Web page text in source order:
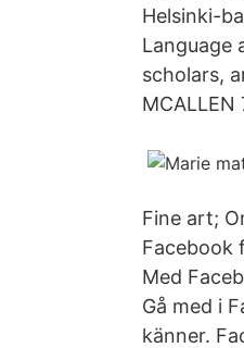
Helsinki-
Language
scholars,
MCALLEN
Fine art;
Facebook
Med
Gå med i
känner.